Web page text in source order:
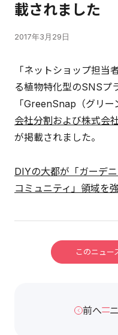
載されました
2017年3月29日
「ネットショップ担当
る植物特化型のSNSプ
「GreenSnap（グリ
会社分割および株式会
が掲載されました。
DIYの大都が「ガーデ
コミュニティ」領域を
このニュー
前へ